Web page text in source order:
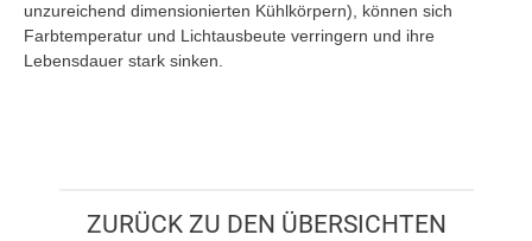
unzureichend dimensionierten Kühlkörpern), können sich
Farbtemperatur und Lichtausbeute verringern und ihre
Lebensdauer stark sinken.
ZURÜCK ZU DEN ÜBERSICHTEN